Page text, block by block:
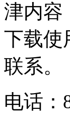
津内容
下载使
联系。
电话：